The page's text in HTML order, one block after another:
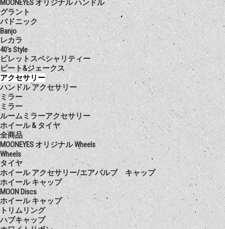
MOONEYES オリジナル ハンドル
グラント
バドニック
Banjo
レカラ
40's Style
ビレットスペシャリティー
ピート&ジェークス
アクセサリー
ハンドル アクセサリー
ミラー
ミラー
ルームミラーアクセサリー
ホイール & タイヤ
全商品
MOONEYES オリジナル Wheels
Wheels
タイヤ
ホイール アクセサリー/エアバルブ キャップ
ホイール キャップ
MOON Discs
ホイール キャップ
トリムリング
ハブキャップ